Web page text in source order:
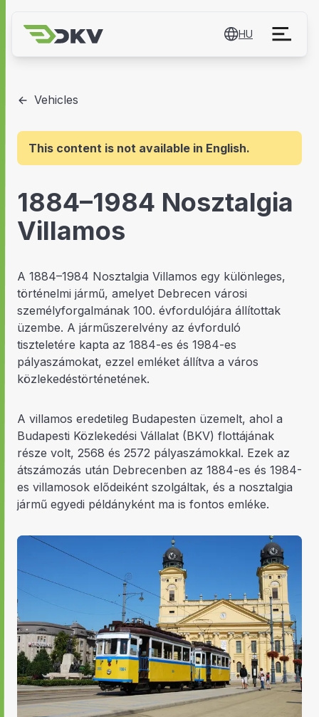
HU
Vehicles
This content is not available in English.
1884–1984 Nosztalgia
Villamos
A 1884–1984 Nosztalgia Villamos egy különleges,
történelmi jármű, amelyet Debrecen városi
személyforgalmának 100. évfordulójára állítottak
üzembe. A járműszerelvény az évforduló
tiszteletére kapta az 1884-es és 1984-es
pályaszámokat, ezzel emléket állítva a város
közlekedéstörténetének.
A villamos eredetileg Budapesten üzemelt, ahol a
Budapesti Közlekedési Vállalat (BKV) flottájának
része volt, 2568 és 2572 pályaszámokkal. Ezek az
átszámozás után Debrecenben az 1884-es és 1984-
es villamosok elődeiként szolgáltak, és a nosztalgia
jármű egyedi példányként ma is fontos emléke.